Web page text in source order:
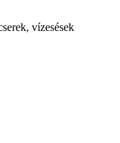
vízesések